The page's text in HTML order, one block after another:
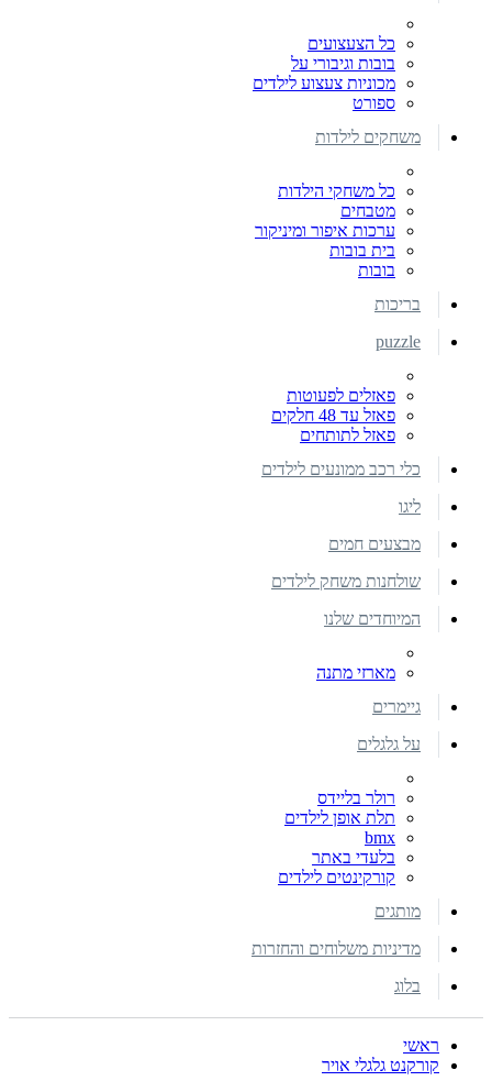
כל הצעצועים
בובות וגיבורי על
מכוניות צעצוע לילדים
ספורט
משחקים לילדות
כל משחקי הילדות
מטבחים
ערכות איפור ומיניקור
בית בובות
בובות
בריכות
puzzle
פאזלים לפעוטות
פאזל עד 48 חלקים
פאזל לתותחים
כלי רכב ממונעים לילדים
ליגו
מבצעים חמים
שולחנות משחק לילדים
המיוחדים שלנו
מארזי מתנה
גיימרים
על גלגלים
רולר בליידס
תלת אופן לילדים
bmx
בלעדי באתר
קורקינטים לילדים
מותגים
מדיניות משלוחים והחזרות
בלוג
ראשי
קורקנט גלגלי אויר